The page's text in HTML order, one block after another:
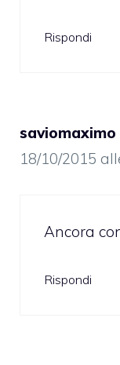
Rispondi
saviomaximo
18/10/2015
Ancora
Rispondi